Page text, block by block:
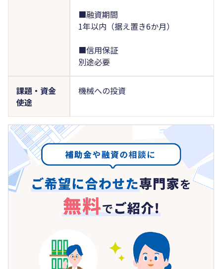
■融資期間
1年以内（据え置き6か月）
■信用保証
別途必要
課題・資金
使途
機械への投資